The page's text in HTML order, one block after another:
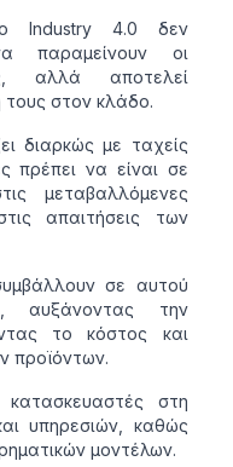
Industry 4.0 δεν
παραμείνουν οι
αλλά αποτελεί
τους στον κλάδο.
διαρκώς με ταχείς
πρέπει να είναι σε
μεταβαλλόμενες
απαιτήσεις των
σε αυτού
αυξάνοντας την
το κόστος και
προϊόντων.
στη
υπηρεσιών, καθώς
μοντέλων.